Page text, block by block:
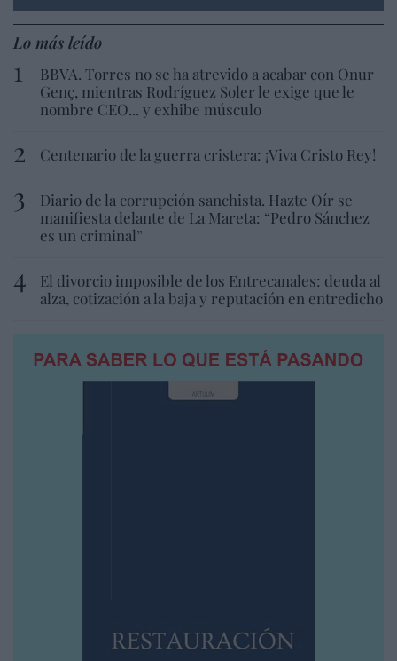
Lo más leído
BBVA. Torres no se ha atrevido a acabar con Onur
Genç, mientras Rodríguez Soler le exige que le
nombre CEO... y exhibe músculo
Centenario de la guerra cristera: ¡Viva Cristo Rey!
Diario de la corrupción sanchista. Hazte Oír se
manifiesta delante de La Mareta: “Pedro Sánchez
es un criminal”
El divorcio imposible de los Entrecanales: deuda al
alza, cotización a la baja y reputación en entredicho